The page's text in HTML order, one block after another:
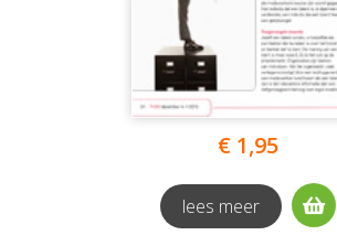
€ 1,95
lees meer